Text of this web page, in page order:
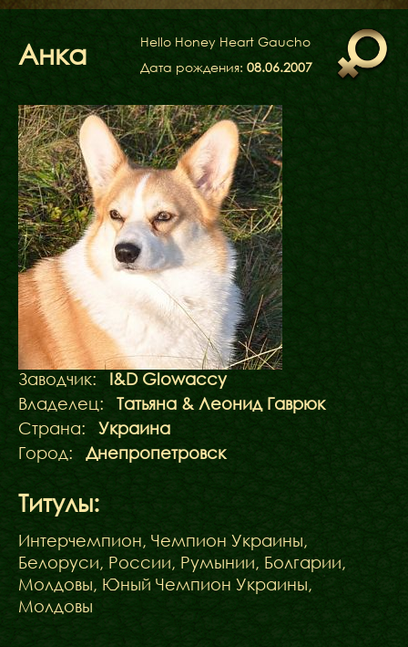
Анка
Hello Honey Heart Gaucho
Дата рождения: 08.06.2007
Заводчик:
I&D Glowaccy
Владелец:
Татьяна & Леонид Гаврюк
Страна:
Украина
Город:
Днепропетровск
Титулы:
Интерчемпион, Чемпион Украины,
Белоруси, России, Румынии, Болгарии,
Молдовы, Юный Чемпион Украины,
Молдовы
МІФИ
БЛОГ